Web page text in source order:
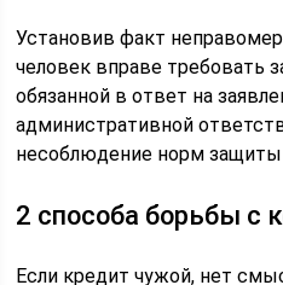
Установив факт
человек вправе требовать
обязанной в ответ на
административной
несоблюдение норм
2 способа борьбы с
Если кредит чужой, нет